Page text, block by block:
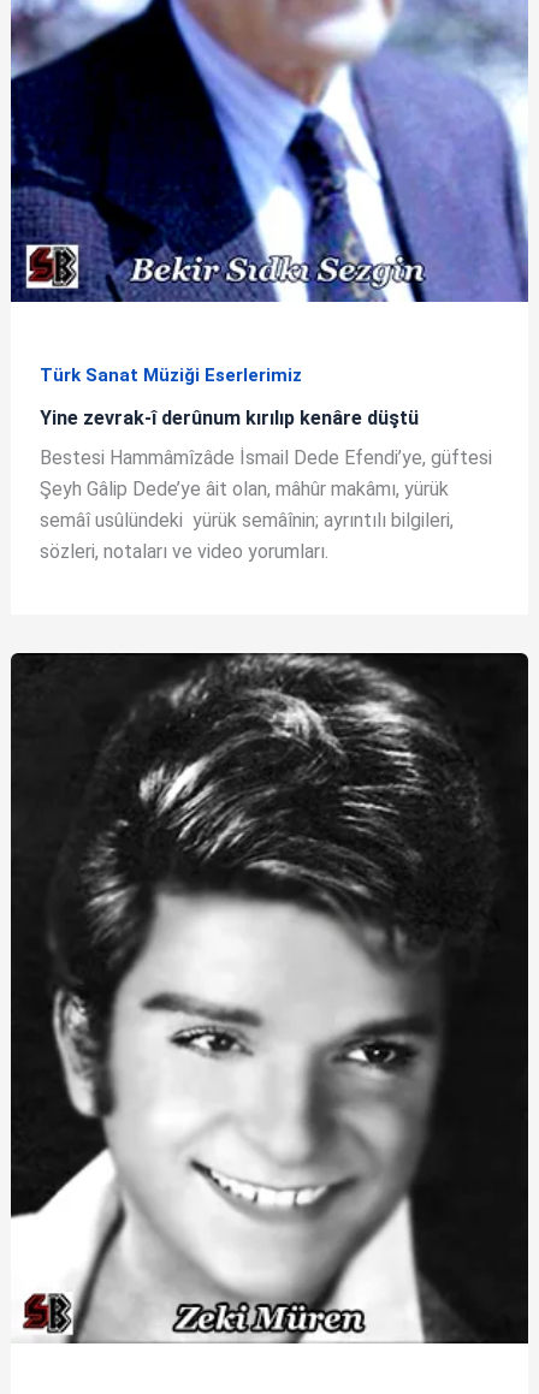
Türk Sanat Müziği Eserlerimiz
Yine zevrak-î derûnum kırılıp kenâre düştü
Bestesi Hammâmîzâde İsmail Dede Efendi’ye, güftesi
Şeyh Gâlip Dede’ye âit olan, mâhûr makâmı, yürük
semâî usûlündeki yürük semâînin; ayrıntılı bilgileri,
sözleri, notaları ve video yorumları.